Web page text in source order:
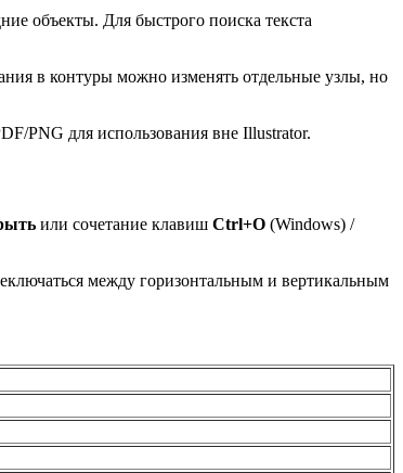
объекты. Для быстрого поиска текста
в контуры можно изменять отдельные узлы, но
PNG для использования вне Illustrator.
или сочетание клавиш Ctrl+O (Windows) /
между горизонтальным и вертикальным